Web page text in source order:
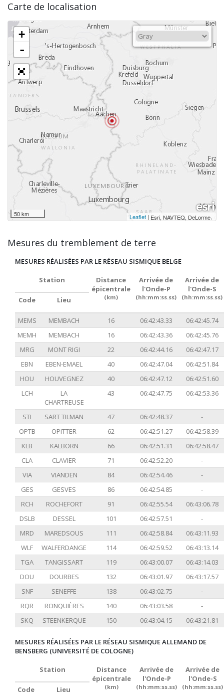
Carte de localisation
+
-
50 km Leaflet | Esri, NAVTEQ, DeLorme,
Mesures du tremblement de terre
MESURES RÉALISÉES PAR LE RÉSEAU SISMIQUE BELGE
Station
Distance
épicentrale
(km)
Arrivée de
l'Onde-P
(hh:mm:ss.ss)
Arrivée de
l'Onde-S
(hh:mm:ss.ss)
Code Lieu
MEMS MEMBACH 16 06:42:43.33
06:42:45.74
MEMH
MEMBACH 16 06:42:43.36
06:42:45.76
MRG
MONT RIGI 22 06:42:44.16
06:42:47.17
EBN
EBEN-EMAEL 40 06:42:47.04
06:42:51.84
HOU
HOUVEGNEZ 40 06:42:47.12
06:42:51.60
LCH
LA
CHARTREUSE
43 06:42:47.75 06:42:53.36
STI SART TILMAN 47 06:42:48.37
-
OPTB
OPITTER 62 06:42:51.27
06:42:58.39
KLB
KALBORN 66 06:42:51.31
06:42:58.47
CLA
CLAVIER 71 06:42:52.20
-
VIA
VIANDEN 84 06:42:54.46
-
GES
GESVES 86 06:42:54.85
-
RCH
ROCHEFORT 91 06:42:55.54
06:43:06.78
DSLB
DESSEL 101 06:42:57.51
-
MRD
MAREDSOUS 111 06:42:58.84
06:43:11.93
WLF
WALFERDANGE 114 06:42:59.52
06:43:13.14
TGA
TANGISSART 119 06:43:00.07
06:43:14.03
DOU
DOURBES 132 06:43:01.97
06:43:17.57
SNF
SENEFFE 138 06:43:02.75
-
RQR
RONQUIÈRES 140 06:43:03.58
-
SKQ
STEENKERQUE 150 06:43:04.15 06:43:21.81
MESURES RÉALISÉES PAR LE RÉSEAU SISMIQUE ALLEMAND DE
BENSBERG (UNIVERSITÉ DE COLOGNE)
Station
Distance
épicentrale
(km)
Arrivée de
l'Onde-P
(hh:mm:ss.ss)
Arrivée de
l'Onde-S
(hh:mm:ss.ss)
Code Lieu